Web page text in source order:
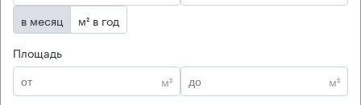
в месяц
м² в год
Площадь
м²
м²